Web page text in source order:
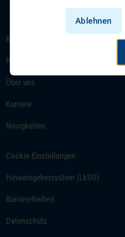
E-Mail senden
Kompetenzen & Fachbereiche
Patienten & Besucher
Über uns
Karriere
Neuigkeiten
Cookie Einstellungen
Hinweisgebersystem (LkSG)
Barrierefreiheit
Datenschutz
Ablehnen